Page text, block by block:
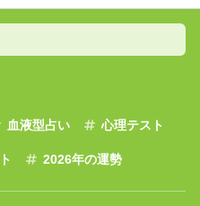
血液型占い 心理テスト
2026年の運勢